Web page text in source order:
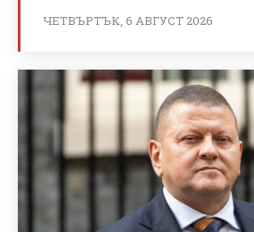
ЧЕТВЪРТЪК, 6 АВГУСТ 2026